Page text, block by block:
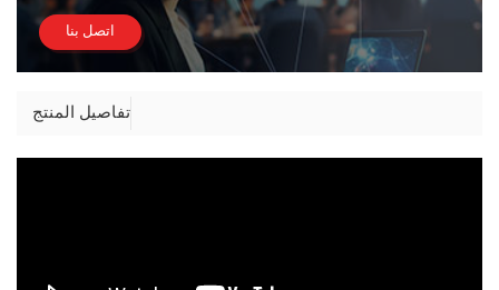
اتصل بنا
تفاصيل المنتج